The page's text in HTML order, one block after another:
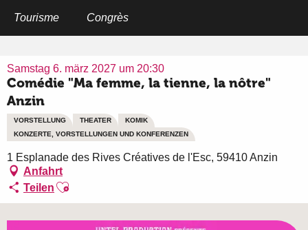
Tourisme Congrès
Samstag 6. märz 2027 um 20:30
Comédie "Ma femme, la tienne, la nôtre"
Anzin
VORSTELLUNG THEATER
KOMIK
KONZERTE, VORSTELLUNGEN UND KONFERENZEN
1 Esplanade des Rives Créatives de l'Esc, 59410 Anzin
Anfahrt
Teilen Ajouter aux favoris